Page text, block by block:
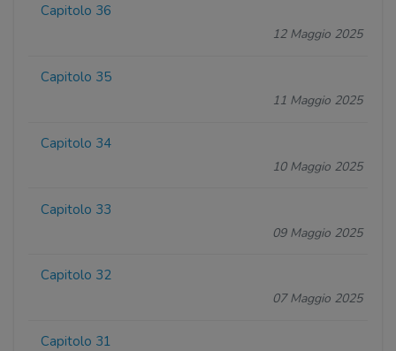
Capitolo 36
12 Maggio 2025
Capitolo 35
11 Maggio 2025
Capitolo 34
10 Maggio 2025
Capitolo 33
09 Maggio 2025
Capitolo 32
07 Maggio 2025
Capitolo 31